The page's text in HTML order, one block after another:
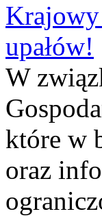
Krajowy
upałów!
W
które w
oraz